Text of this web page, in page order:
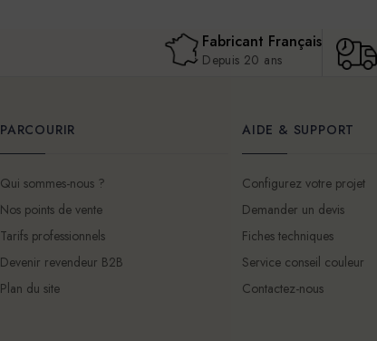
Fabricant Français
Depuis 20 ans
PARCOURIR
Qui sommes-nous ?
Nos points de vente
Tarifs professionnels
Devenir revendeur B2B
Plan du site
AIDE & SUPPORT
Configurez votre projet
Demander un devis
Fiches techniques
Service conseil couleur
Contactez-nous